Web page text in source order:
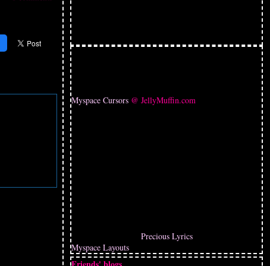
Myspace Cursors @ JellyMuffin.com
Precious Lyrics
Myspace Layouts